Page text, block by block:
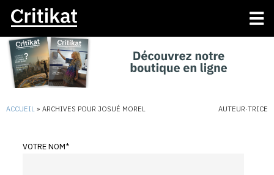
ACCUEIL » ARCHIVES POUR JOSUÉ MOREL AUTEUR·TRICE
VOTRE NOM*